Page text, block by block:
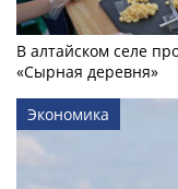
В алтайском селе
«Сырная деревня»
Экономика